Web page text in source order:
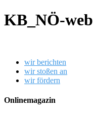
KB_NÖ-web
wir berichten
wir stoßen an
wir fördern
Onlinemagazin